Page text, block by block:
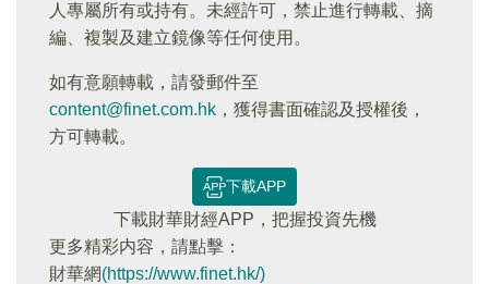
人專屬所有或持有。未經許可，禁止進行轉載、摘
編、複製及建立鏡像等任何使用。
如有意願轉載，請發郵件至
content@finet.com.hk ，獲得書面確認及授權後，
方可轉載。
下載APP
下載財華財經APP，把握投資先機
更多精彩内容，請點擊：
財華網(https://www.finet.hk/)